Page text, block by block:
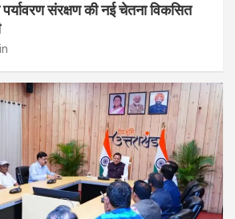
संरक्षण की नई चेतना विकसित